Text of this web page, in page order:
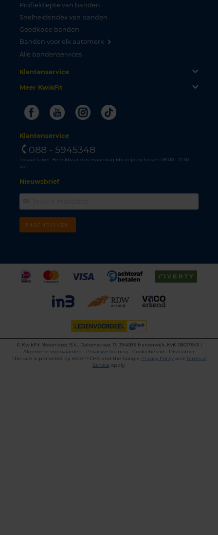
Profieldiepte van banden
Snelheidsindex van banden
Goedkope banden
Banden voor elk automerk
Alle bandenservices
Klantenservice
Meer KwikFit
FacebookYoutubeInstagram
Tiktok
Klantenservice
088 - 5945348
Lokaal tarief. Bereikbaar van maandag t/m vrijdag tussen 08.00 - 17.30
uur.
Nieuwsbrief
INSCHRIJVEN
©
KwikFit Nederland B.V., Daltonstraat 17, 3846BX Harderwijk, KvK 08017845 |
Algemene voorwaarden • Privacyverklaring • Cookiebeleid • Disclaimer
This site is protected by reCAPTCHA and the Google Privacy Policyand Terms of
Service apply.